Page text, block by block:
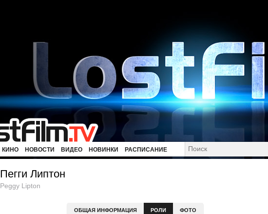
КИНО НОВОСТИ ВИДЕО НОВИНКИ РАСПИСАНИЕ
Пегги Липтон
Peggy Lipton
ОБЩАЯ ИНФОРМАЦИЯ РОЛИ ФОТО